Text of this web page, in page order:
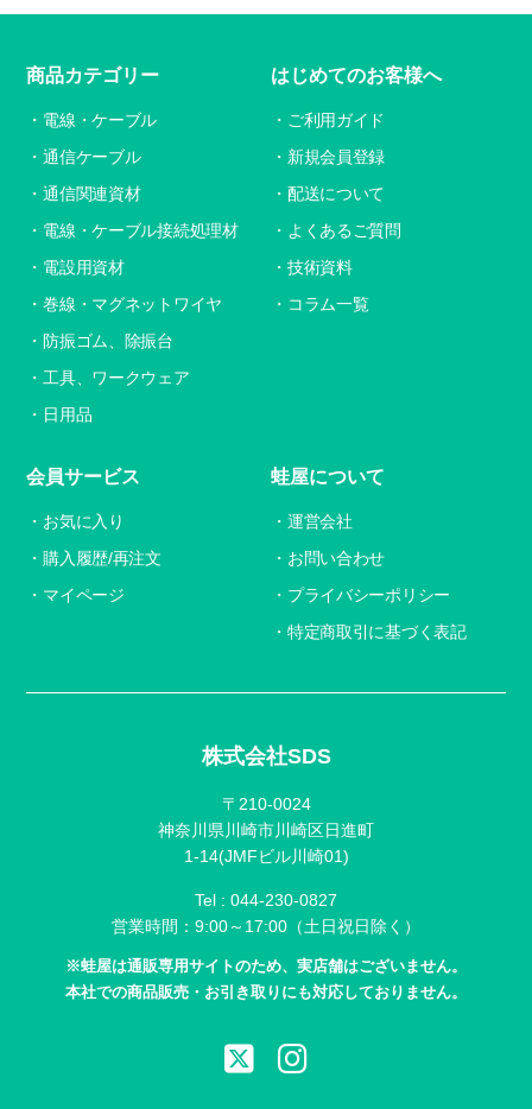
株式会社SDS
〒210-0024
神奈川県川崎市川崎区日進町
1-14(JMFビル川崎01)
Tel : 044-230-0827
営業時間：9:00～17:00（土日祝日除く）
※蛙屋は通販専用サイトのため、実店舗はございません。
本社での商品販売・お引き取りにも対応しておりません。
商品カテゴリー
電線・ケーブル
通信ケーブル
通信関連資材
電線・ケーブル接続処理材
電設用資材
巻線・マグネットワイヤ
防振ゴム、除振台
工具、ワークウェア
日用品
はじめてのお客様へ
ご利用ガイド
新規会員登録
配送について
よくあるご質問
技術資料
コラム一覧
会員サービス
お気に入り
購入履歴/再注文
マイページ
蛙屋について
運営会社
お問い合わせ
プライバシーポリシー
特定商取引に基づく表記